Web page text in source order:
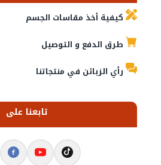
كيفية أخذ مقاسات الجسم
طرق الدفع و التوصيل
رأي الزبائن في منتجاتنا
تابعنا على